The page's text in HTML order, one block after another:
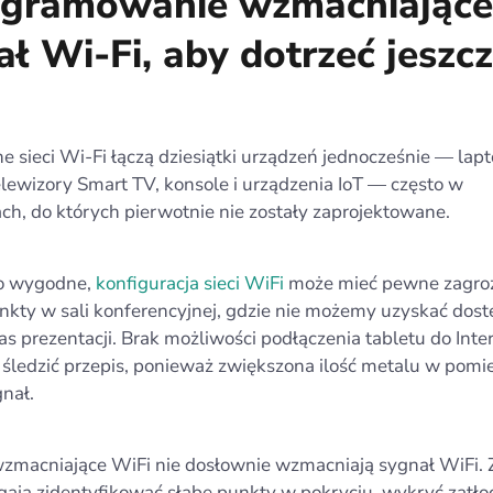
Wi-Fi, aby dotrzeć
sieci Wi-Fi łączą dziesiątki urządzeń jednocześnie —
Smart TV, konsole i urządzenia IoT — często w
do których pierwotnie nie zostały zaprojektowane.
wygodne, konfiguracja sieci WiFi może mieć pewne
w sali konferencyjnej, gdzie nie możemy uzyskać
prezentacji. Brak możliwości podłączenia tabletu do
przepis, ponieważ zwiększona ilość metalu w
WiFi nie dosłownie wzmacniają sygnał WiFi.